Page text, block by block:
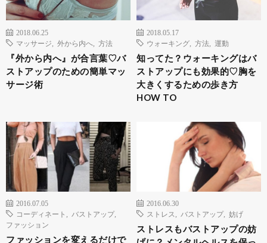
2018.06.25
マッサージ
外から内へ 方法
『外から内へ』が合言葉♡バ
ストアップのための簡単マッ
サージ術
2018.05.17
ウォーキング
方法 運動
知ってた？ウォーキングはバ
ストアップにも効果的♡胸を
大きくするための歩き方
HOW TO
2016.07.05
コーディネート
バストアップ
ファッション
ファッションを変えるだけで
2016.06.30
ストレス
バストアップ 妨げ
ストレスもバストアップの妨